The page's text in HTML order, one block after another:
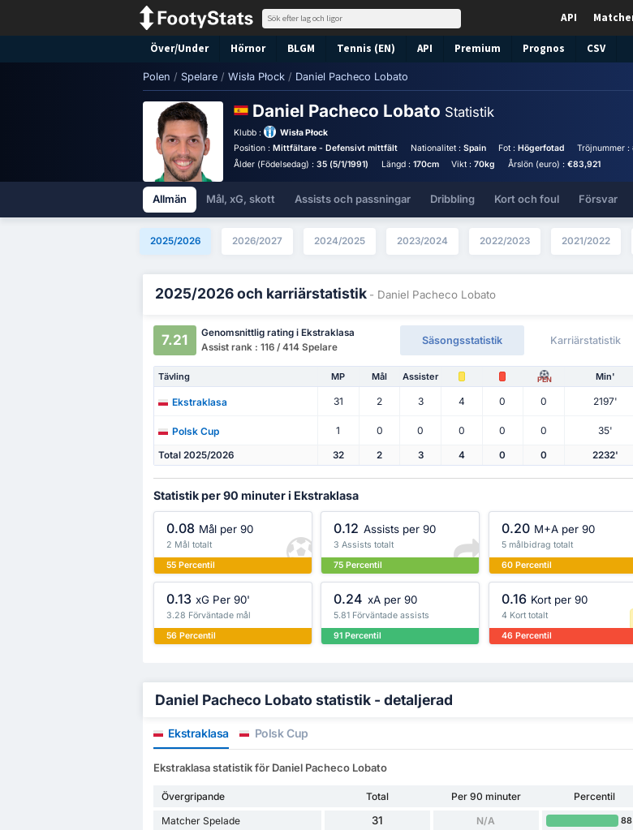
API
Över/Under Hörnor BLGM Tennis (EN) API Premium Prognos CSV
Polen / Spelare / Wisła Płock / Daniel Pacheco Lobato
Daniel Pacheco Lobato Statistik
Klubb :
Wisła Płock
Position :Mittfältare - Defensivt mittfält Nationalitet : Spain Fot :Högerfotad Tröjnummer :
Ålder (Födelsedag) :35 (5/1/1991) Längd : 170cm Vikt :70kg Årslön (euro) : €83,921
Allmän Mål, xG, skott Assists och passningar Dribbling Kort och foul Försvar
2025/2026 2026/2027 2024/2025 2023/2024 2022/2023 2021/2022
2025/2026 och karriärstatistik - Daniel Pacheco Lobato
7.21
Genomsnittlig rating i Ekstraklasa
Assist rank : 116 / 414 Spelare
Säsongsstatistik Karriärstatistik
Tävling MP Mål Assister PEN Min'
Ekstraklasa 31 2 3 4 0 0 2197'
Polsk Cup 1 0 0 0 0 0 35'
Total 2025/2026 32 2 3 4 0 0 2232'
Statistik per 90 minuter i Ekstraklasa
0.08 Mål per 90
2 Mål totalt
55 Percentil
0.12 Assists per 90
3 Assists totalt
75 Percentil
0.20 M+A per 90
5 målbidrag totalt
60 Percentil
0.13 xG Per 90'
3.28 Förväntade mål
56 Percentil
0.24 xA per 90
5.81 Förväntade assists
91 Percentil
0.16 Kort per 90
4 Kort totalt
46 Percentil
Daniel Pacheco Lobato statistik - detaljerad
Ekstraklasa Polsk Cup
Ekstraklasa statistik för Daniel Pacheco Lobato
Övergripande Total Per 90 minuter
Percentil
Matcher Spelade
31 N/A 88